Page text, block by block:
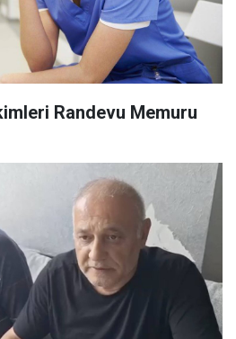
Randevu Memuru